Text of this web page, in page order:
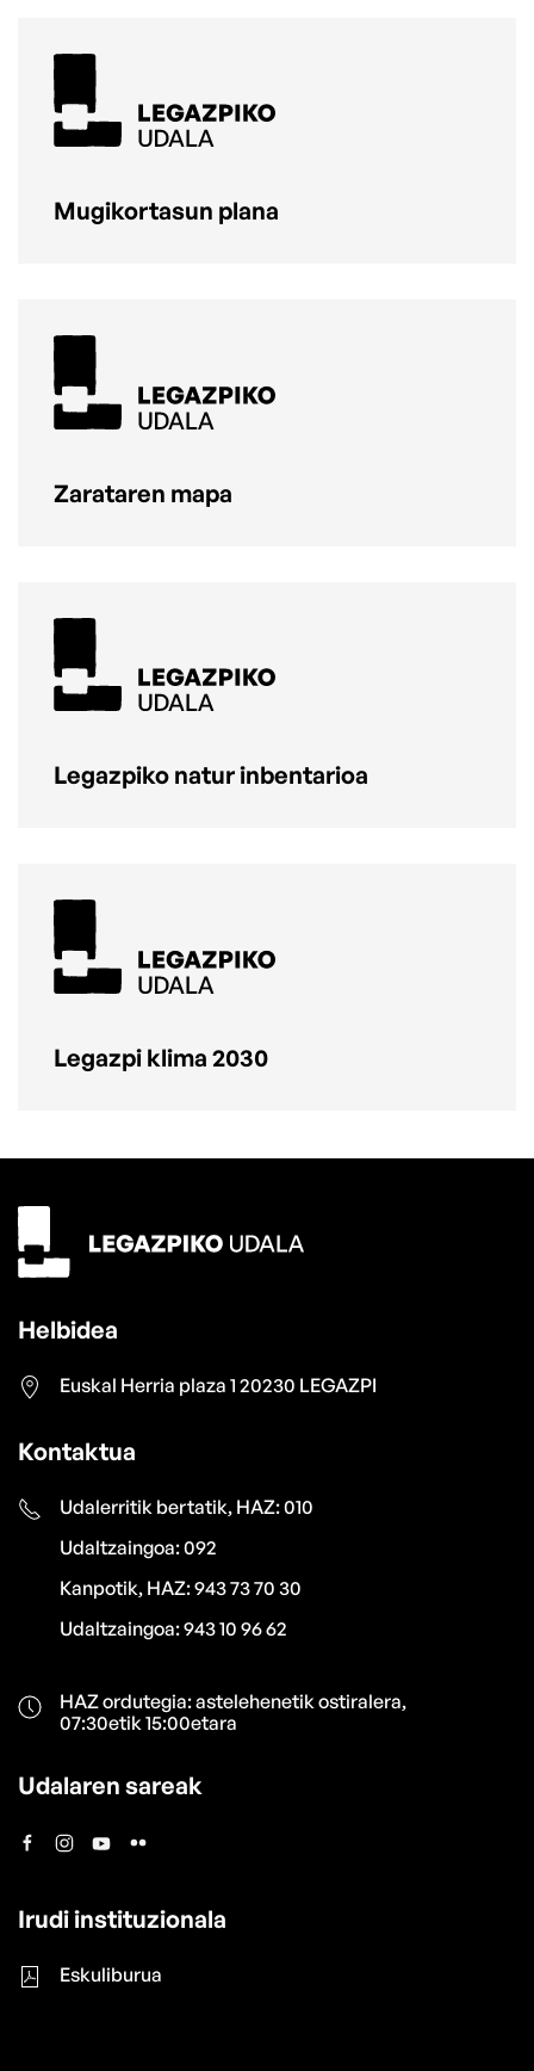
Mugikortasun plana
Zarataren mapa
Legazpiko natur inbentarioa
Legazpi klima 2030
Helbidea
Euskal Herria plaza 1 20230 LEGAZPI
Kontaktua
Udalerritik bertatik, HAZ: 010
Udaltzaingoa: 092
Kanpotik, HAZ: 943 73 70 30
Udaltzaingoa: 943 10 96 62
HAZ ordutegia: astelehenetik ostiralera,
07:30etik 15:00etara
Udalaren sareak
Irudi instituzionala
Eskuliburua